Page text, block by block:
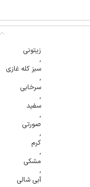
زیتونی
,
سبز کله غازی
,
سرخابی
,
سفید
,
صورتی
,
کرم
,
مشکی
,
آبی شالی